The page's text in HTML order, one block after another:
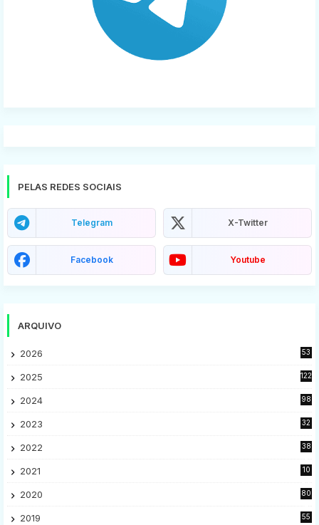
PELAS REDES SOCIAIS
Telegram X-Twitter
Facebook Youtube
ARQUIVO
2026 53
2025 122
2024 98
2023
32
2022
38
2021
10
2020
80
2019
55